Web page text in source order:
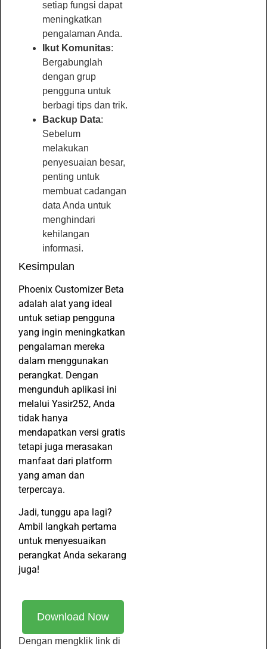
setiap fungsi dapat
meningkatkan
pengalaman Anda.
Ikut Komunitas:
Bergabunglah
dengan grup
pengguna untuk
berbagi tips dan trik.
Backup Data:
Sebelum
melakukan
penyesuaian besar,
penting untuk
membuat cadangan
data Anda untuk
menghindari
kehilangan
informasi.
Kesimpulan
Phoenix Customizer Beta
adalah alat yang ideal
untuk setiap pengguna
yang ingin meningkatkan
pengalaman mereka
dalam menggunakan
perangkat. Dengan
mengunduh aplikasi ini
melalui Yasir252, Anda
tidak hanya
mendapatkan versi gratis
tetapi juga merasakan
manfaat dari platform
yang aman dan
terpercaya.
Jadi, tunggu apa lagi?
Ambil langkah pertama
untuk menyesuaikan
perangkat Anda sekarang
juga!
Download Now
Dengan mengklik link di